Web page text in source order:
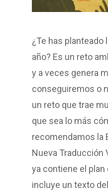
¿Te has planteado
año? Es un reto
y a veces genera
conseguiremos o
un reto que trae
que sea lo más
recomendamos la
Nueva Traducción
ya contiene el
incluye un texto